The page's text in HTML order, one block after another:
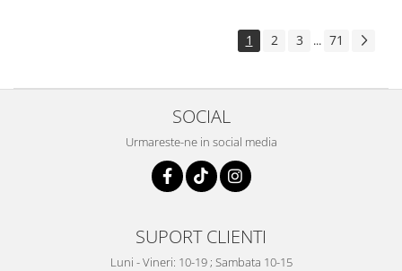
1 2 3 ... 71
SOCIAL
Urmareste-ne in social media
SUPORT CLIENTI
Luni - Vineri: 10-19 ; Sambata 10-15